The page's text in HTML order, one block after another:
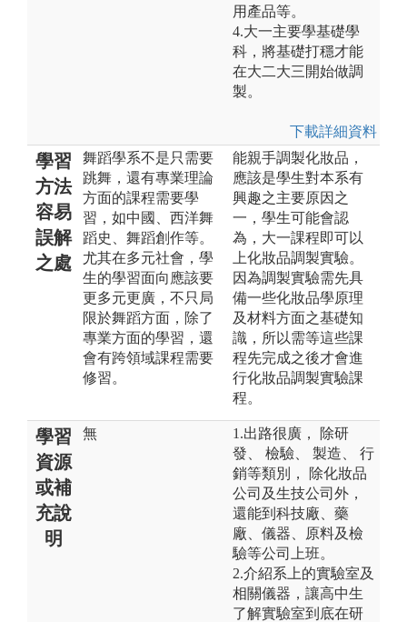
用產品等。
4.大一主要學基礎學
科，將基礎打穩才能
在大二大三開始做調
製。
下載詳細資料
學習
方法
容易
誤解
之處
舞蹈學系不是只需要
跳舞，還有專業理論
方面的課程需要學
習，如中國、西洋舞
蹈史、舞蹈創作等。
尤其在多元社會，學
生的學習面向應該要
更多元更廣，不只局
限於舞蹈方面，除了
專業方面的學習，還
會有跨領域課程需要
修習。
能親手調製化妝品，
應該是學生對本系有
興趣之主要原因之
一，學生可能會認
為，大一課程即可以
上化妝品調製實驗。
因為調製實驗需先具
備一些化妝品學原理
及材料方面之基礎知
識，所以需等這些課
程先完成之後才會進
行化妝品調製實驗課
程。
學習
資源
或補
充說
明
無
1.出路很廣， 除研
發、 檢驗、 製造、 行
銷等類別， 除化妝品
公司及生技公司外，
還能到科技廠、藥
廠、儀器、原料及檢
驗等公司上班。
2.介紹系上的實驗室及
相關儀器，讓高中生
了解實驗室到底在研